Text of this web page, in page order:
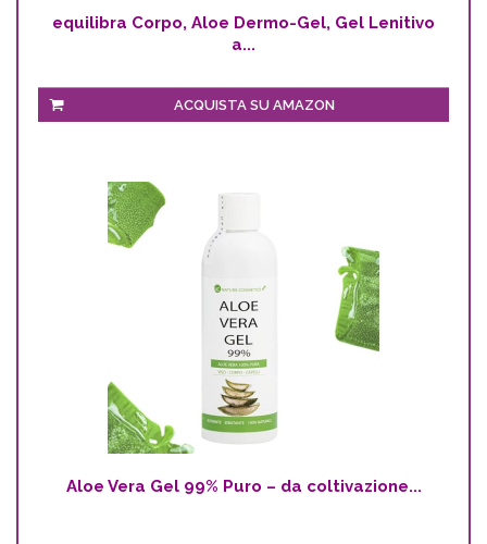
equilibra Corpo, Aloe Dermo-Gel, Gel Lenitivo
a...
ACQUISTA SU AMAZON
Aloe Vera Gel 99% Puro – da coltivazione...